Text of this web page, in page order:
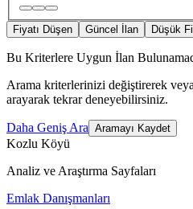
Fiyatı Düşen Güncel İlan Düşük
Bu Kriterlere Uygun İlan
Arama kriterlerinizi değiştirerek
arayarak tekrar deneyebilirsiniz.
Daha Geniş Ara Aramayı Kaydet
Kozlu Köyü
Analiz ve Araştırma Sayfaları
Emlak Danışmanları